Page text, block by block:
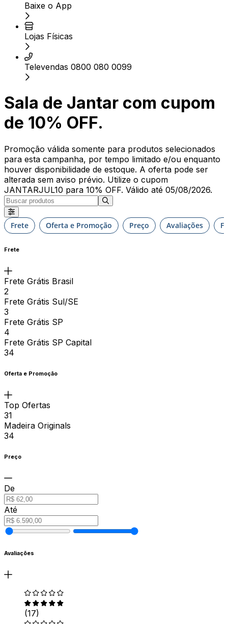
Baixe o App
Lojas Físicas
Televendas 0800 080 0099
Sala de Jantar com cupom
de 10% OFF.
Promoção válida somente para produtos selecionados
para esta campanha, por tempo limitado e/ou enquanto
houver disponibilidade de estoque. A oferta pode ser
alterada sem aviso prévio. Utilize o cupom
JANTARJUL10 para 10% OFF. Válido até 05/08/2026.
Frete Oferta e Promoção Preço Avaliações
Frete
Frete Grátis Brasil
2
Frete Grátis Sul/SE
3
Frete Grátis SP
4
Frete Grátis SP Capital
34
Oferta e Promoção
Top Ofertas
31
Madeira Originals
34
Preço
De
Até
Avaliações
(17)